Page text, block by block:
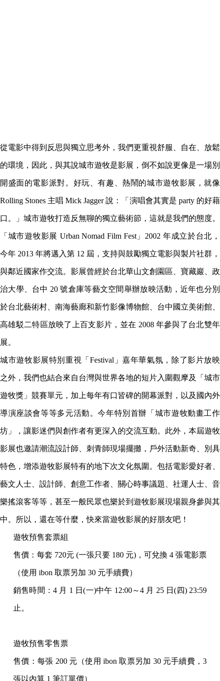
從電影中得到反思與獨立思考外，我們更重視舒服、自在、放鬆
的環境，因此，與其說城市遊牧是影展，倒不如說更像是一場別
開盛面的電影派對。好玩、有趣、熱鬧的城市遊牧影展，就像
Rolling Stones 主唱 Mick Jagger 說：「演唱會其實是 party 的好藉
口。」城市遊牧打造反無聊的獨立藝術節，這就是我們的態度。
「城市遊牧影展 Urban Nomad Film Fest」2002 年成立於台北，
今年 2013 年將邁入第 12 屆，支持與鼓勵獨立電影與製片社群，
與鄰近國家作交流。影展曾經於台北華山文創園區、寶藏巖、政
治大學、台中 20 號倉庫等藝文空間舉辦放映活動，近年也分別
於台北藝術村、南海藝廊和新竹影像博物館、台中國立美術館、
高雄駁二特區放映了上百支影片，並在 2008 年參與了台北雙年
展。
城市遊牧影展特別重視「Festival」嘉年華氣氛，除了影片放映
之外，我們也結合來自台灣與世界各地的短片入圍觀摩及「城市
遊牧獎」競賽單元，加上每年有口皆碑的開幕派對，以及國內外
導演座談會等等多元活動。今年特別首辦「城市遊牧動畫工作
坊」，讓影迷們與創作者有更深入的交流互動。此外，本屆遊牧
影展也邀請潮流設計師、刺青師現場擺攤，戶外活動新奇、別具
特色，增添遊牧影展特有的地下次文化氛圍。包括電影愛好者、
藝文人士、設計師、創意工作者、關心時事議題、社運人士、音
樂搖滾客等等，甚至一般民眾也樂於到遊牧影展現場親身參與其
中。所以，還在等什麼，快來當遊牧影展的好朋友吧！
遊牧預售套票組
售價：每套 720元 (一張只要 180 元)，可兌換 4 張電影票
（使用 ibon 取票另加 30 元手續費）
銷售時間：4 月 1 日(一)中午 12:00～4 月 25 日(四) 23:59
止。
遊牧預售零售票
售價：每張 200 元（使用 ibon 取票另加 30 元手續費，3
張以內算 1 筆訂單價）